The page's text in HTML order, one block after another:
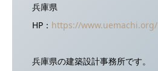
兵庫県
HP： https://www.uemachi.org/
兵庫県の建築設計事務所です。